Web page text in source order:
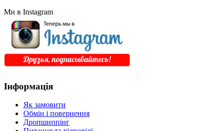
Ми в Instagram
Інформація
Як замовити
Обмін і повернення
Дропшиппінг